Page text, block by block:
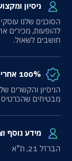
ניסיון
הסוכנים שלנו
להופעות, מכירים
חושבים לשאול.
100% אחריות מבית החברה הגיאוגרפית
הניסיון והקשרים
מבטיחים שהכרטיסים שלכם
מידע נוסף
הברזל 21, ת"א